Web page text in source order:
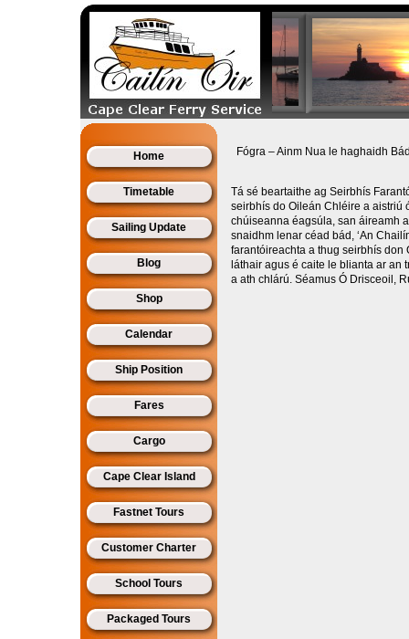
Home
Timetable
Sailing Update
Blog
Shop
Calendar
Ship Position
Fares
Cargo
Cape Clear Island
Fastnet Tours
Customer Charter
School Tours
Packaged Tours
Fógra – Ainm Nua le haghaidh
Tá sé beartaithe ag Seirbhís
seirbhís do Oileán Chléire a aistriú
chúiseanna éagsúla, san áireamh
snaidhm lenar céad bád, ‘An
farantóireachta a thug seirbhís don
láthair agus é caite le blianta ar
a ath chlárú. Séamus Ó Drisceoil,